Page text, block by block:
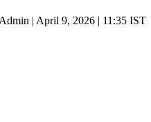
| April 9, 2026 | 11:35 IST